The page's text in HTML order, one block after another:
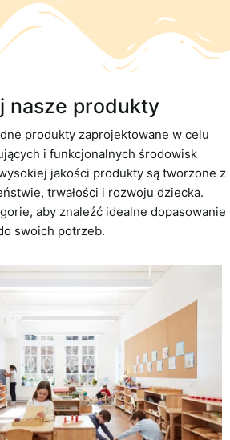
nasze produkty
produkty zaprojektowane w celu
i funkcjonalnych środowisk
jakości produkty są tworzone z
trwałości i rozwoju dziecka.
aby znaleźć idealne dopasowanie
swoich potrzeb.